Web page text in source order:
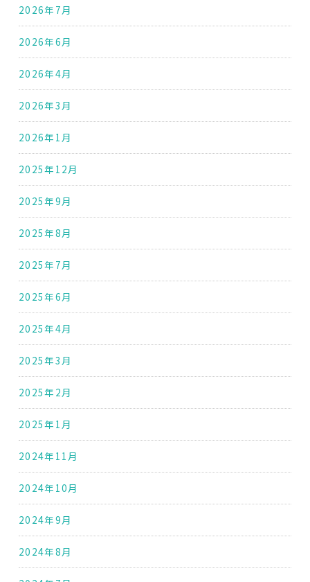
2026年7月
2026年6月
2026年4月
2026年3月
2026年1月
2025年12月
2025年9月
2025年8月
2025年7月
2025年6月
2025年4月
2025年3月
2025年2月
2025年1月
2024年11月
2024年10月
2024年9月
2024年8月